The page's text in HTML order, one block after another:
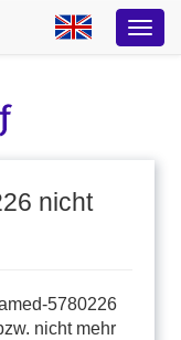
nicht
5780226
nicht mehr